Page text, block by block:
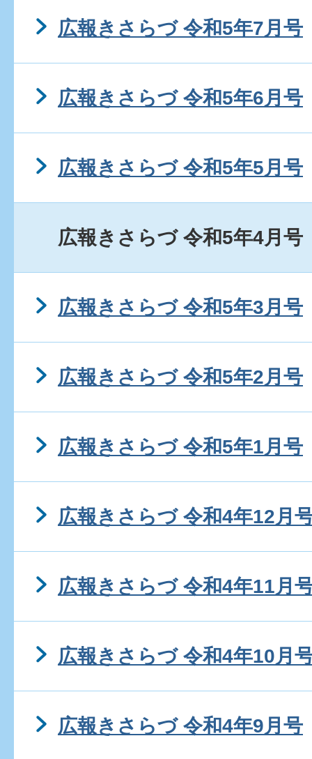
広報きさらづ 令和5年7月号
広報きさらづ 令和5年6月号
広報きさらづ 令和5年5月号
広報きさらづ 令和5年4月号
広報きさらづ 令和5年3月号
広報きさらづ 令和5年2月号
広報きさらづ 令和5年1月号
広報きさらづ 令和4年12月
広報きさらづ 令和4年11月
広報きさらづ 令和4年10月
広報きさらづ 令和4年9月号